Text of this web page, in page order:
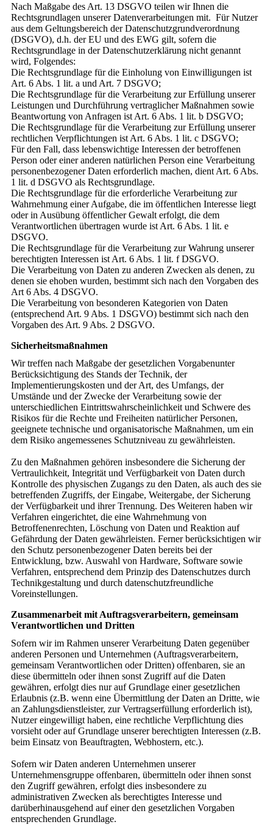
Nach Maßgabe des Art. 13 DSGVO teilen wir Ihnen die
Rechtsgrundlagen unserer Datenverarbeitungen mit. Für Nutzer
aus dem Geltungsbereich der Datenschutzgrundverordnung
(DSGVO), d.h. der EU und des EWG gilt, sofern die
Rechtsgrundlage in der Datenschutzerklärung nicht genannt
wird, Folgendes:
Die Rechtsgrundlage für die Einholung von Einwilligungen ist
Art. 6 Abs. 1 lit. a und Art. 7 DSGVO;
Die Rechtsgrundlage für die Verarbeitung zur Erfüllung unserer
Leistungen und Durchführung vertraglicher Maßnahmen sowie
Beantwortung von Anfragen ist Art. 6 Abs. 1 lit. b DSGVO;
Die Rechtsgrundlage für die Verarbeitung zur Erfüllung unserer
rechtlichen Verpflichtungen ist Art. 6 Abs. 1 lit. c DSGVO;
Für den Fall, dass lebenswichtige Interessen der betroffenen
Person oder einer anderen natürlichen Person eine Verarbeitung
personenbezogener Daten erforderlich machen, dient Art. 6 Abs.
1 lit. d DSGVO als Rechtsgrundlage.
Die Rechtsgrundlage für die erforderliche Verarbeitung zur
Wahrnehmung einer Aufgabe, die im öffentlichen Interesse liegt
oder in Ausübung öffentlicher Gewalt erfolgt, die dem
Verantwortlichen übertragen wurde ist Art. 6 Abs. 1 lit. e
DSGVO.
Die Rechtsgrundlage für die Verarbeitung zur Wahrung unserer
berechtigten Interessen ist Art. 6 Abs. 1 lit. f DSGVO.
Die Verarbeitung von Daten zu anderen Zwecken als denen, zu
denen sie ehoben wurden, bestimmt sich nach den Vorgaben des
Art 6 Abs. 4 DSGVO.
Die Verarbeitung von besonderen Kategorien von Daten
(entsprechend Art. 9 Abs. 1 DSGVO) bestimmt sich nach den
Vorgaben des Art. 9 Abs. 2 DSGVO.
Sicherheitsmaßnahmen
Wir treffen nach Maßgabe der gesetzlichen Vorgabenunter
Berücksichtigung des Stands der Technik, der
Implementierungskosten und der Art, des Umfangs, der
Umstände und der Zwecke der Verarbeitung sowie der
unterschiedlichen Eintrittswahrscheinlichkeit und Schwere des
Risikos für die Rechte und Freiheiten natürlicher Personen,
geeignete technische und organisatorische Maßnahmen, um ein
dem Risiko angemessenes Schutzniveau zu gewährleisten.
Zu den Maßnahmen gehören insbesondere die Sicherung der
Vertraulichkeit, Integrität und Verfügbarkeit von Daten durch
Kontrolle des physischen Zugangs zu den Daten, als auch des sie
betreffenden Zugriffs, der Eingabe, Weitergabe, der Sicherung
der Verfügbarkeit und ihrer Trennung. Des Weiteren haben wir
Verfahren eingerichtet, die eine Wahrnehmung von
Betroffenenrechten, Löschung von Daten und Reaktion auf
Gefährdung der Daten gewährleisten. Ferner berücksichtigen wir
den Schutz personenbezogener Daten bereits bei der
Entwicklung, bzw. Auswahl von Hardware, Software sowie
Verfahren, entsprechend dem Prinzip des Datenschutzes durch
Technikgestaltung und durch datenschutzfreundliche
Voreinstellungen.
Zusammenarbeit mit Auftragsverarbeitern, gemeinsam
Verantwortlichen und Dritten
Sofern wir im Rahmen unserer Verarbeitung Daten gegenüber
anderen Personen und Unternehmen (Auftragsverarbeitern,
gemeinsam Verantwortlichen oder Dritten) offenbaren, sie an
diese übermitteln oder ihnen sonst Zugriff auf die Daten
gewähren, erfolgt dies nur auf Grundlage einer gesetzlichen
Erlaubnis (z.B. wenn eine Übermittlung der Daten an Dritte, wie
an Zahlungsdienstleister, zur Vertragserfüllung erforderlich ist),
Nutzer eingewilligt haben, eine rechtliche Verpflichtung dies
vorsieht oder auf Grundlage unserer berechtigten Interessen (z.B.
beim Einsatz von Beauftragten, Webhostern, etc.).
Sofern wir Daten anderen Unternehmen unserer
Unternehmensgruppe offenbaren, übermitteln oder ihnen sonst
den Zugriff gewähren, erfolgt dies insbesondere zu
administrativen Zwecken als berechtigtes Interesse und
darüberhinausgehend auf einer den gesetzlichen Vorgaben
entsprechenden Grundlage.